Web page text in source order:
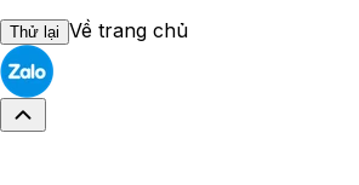
Thử lại Về trang chủ